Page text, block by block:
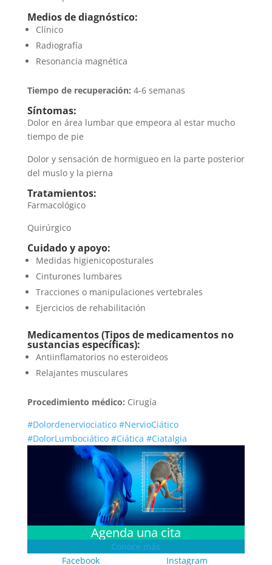
Medios de diagnóstico:
Clínico
Radiografía
Resonancia magnética
Tiempo de recuperación: 4-6 semanas
Síntomas:
Dolor en área lumbar que empeora al estar mucho
tiempo de pie
Dolor y sensación de hormigueo en la parte posterior
del muslo y la pierna
Tratamientos:
Farmacológico
Quirúrgico
Cuidado y apoyo:
Medidas higienicoposturales
Cinturones lumbares
Tracciones o manipulaciones vertebrales
Ejercicios de rehabilitación
Medicamentos (Tipos de medicamentos no
sustancias específicas):
Antiinflamatorios no esteroideos
Relajantes musculares
Procedimiento médico: Cirugía
#Dolordenerviociatico #NervioCiático
#DolorLumbociático #Ciática #Ciatalgia
Agenda una cita
Conoce más
Facebook
Instagram